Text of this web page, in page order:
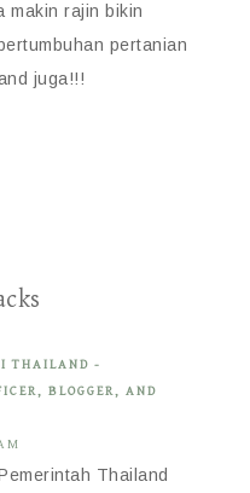
makin rajin bikin
pertanian
juga!!!
THAILAND -
BLOGGER, AND
Thailand